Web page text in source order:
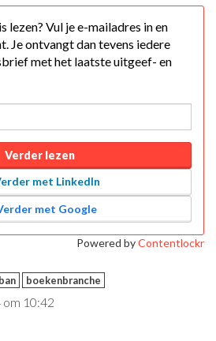
Vul je e-mailadres in en
Je ontvangt dan tevens iedere
met het laatste uitgeef- en
Verder lezen
met LinkedIn
met Google
Powered byContentlockr
boekenbranche
10:42